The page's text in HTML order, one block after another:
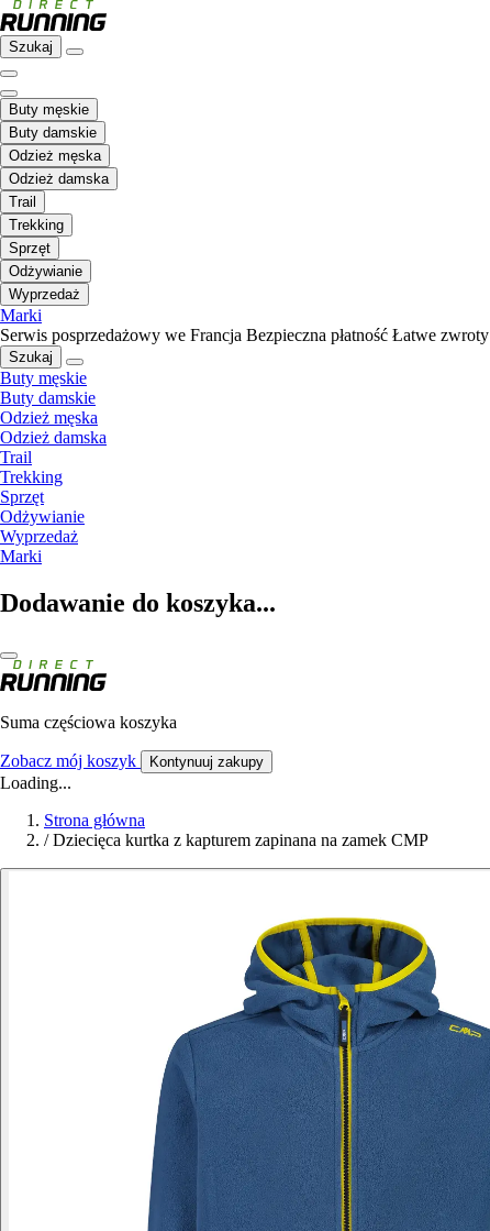
Szukaj
Buty męskie
Buty damskie
Odzież męska
Odzież damska
Trail
Trekking
Sprzęt
Odżywianie
Wyprzedaż
Marki
Serwis posprzedażowy we Francja Bezpieczna płatność Łatwe zwroty
Szukaj
Buty męskie
Buty damskie
Odzież męska
Odzież damska
Trail
Trekking
Sprzęt
Odżywianie
Wyprzedaż
Marki
Dodawanie do koszyka...
Suma częściowa koszyka
Zobacz mój koszyk Kontynuuj zakupy
Loading...
Strona główna
/ Dziecięca kurtka z kapturem zapinana na zamek CMP